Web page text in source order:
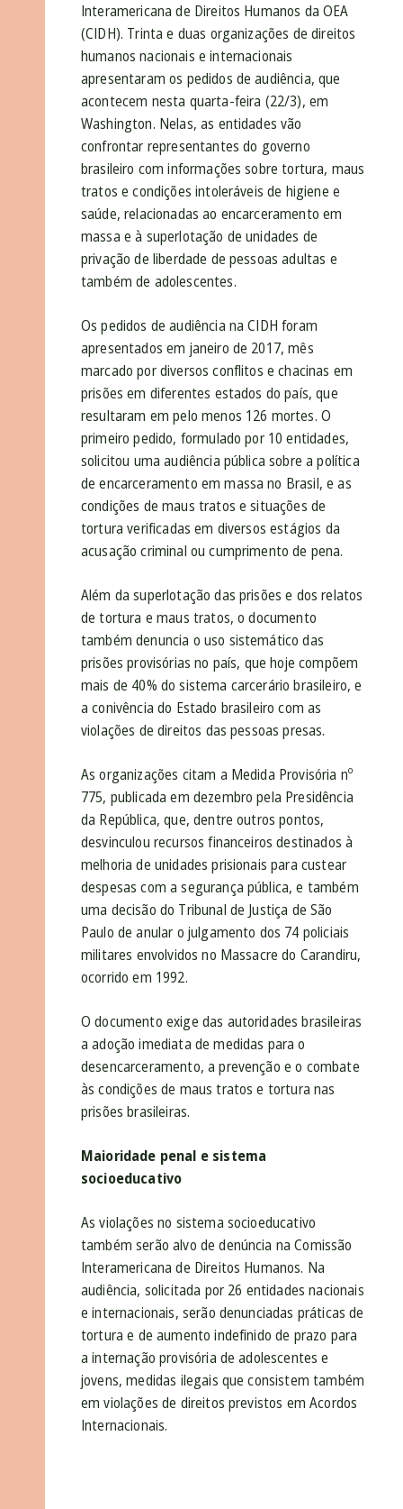
Interamericana de Direitos Humanos da OEA
(CIDH). Trinta e duas organizações de direitos
humanos nacionais e internacionais
apresentaram os pedidos de audiência, que
acontecem nesta quarta-feira (22/3), em
Washington. Nelas, as entidades vão
confrontar representantes do governo
brasileiro com informações sobre tortura, maus
tratos e condições intoleráveis de higiene e
saúde, relacionadas ao encarceramento em
massa e à superlotação de unidades de
privação de liberdade de pessoas adultas e
também de adolescentes.
Os pedidos de audiência na CIDH foram
apresentados em janeiro de 2017, mês
marcado por diversos conflitos e chacinas em
prisões em diferentes estados do país, que
resultaram em pelo menos 126 mortes. O
primeiro pedido, formulado por 10 entidades,
solicitou uma audiência pública sobre a política
de encarceramento em massa no Brasil, e as
condições de maus tratos e situações de
tortura verificadas em diversos estágios da
acusação criminal ou cumprimento de pena.
Além da superlotação das prisões e dos relatos
de tortura e maus tratos, o documento
também denuncia o uso sistemático das
prisões provisórias no país, que hoje compõem
mais de 40% do sistema carcerário brasileiro, e
a conivência do Estado brasileiro com as
violações de direitos das pessoas presas.
As organizações citam a Medida Provisória nº
775, publicada em dezembro pela Presidência
da República, que, dentre outros pontos,
desvinculou recursos financeiros destinados à
melhoria de unidades prisionais para custear
despesas com a segurança pública, e também
uma decisão do Tribunal de Justiça de São
Paulo de anular o julgamento dos 74 policiais
militares envolvidos no Massacre do Carandiru,
ocorrido em 1992.
O documento exige das autoridades brasileiras
a adoção imediata de medidas para o
desencarceramento, a prevenção e o combate
às condições de maus tratos e tortura nas
prisões brasileiras.
Maioridade penal e sistema
socioeducativo
As violações no sistema socioeducativo
também serão alvo de denúncia na Comissão
Interamericana de Direitos Humanos. Na
audiência, solicitada por 26 entidades nacionais
e internacionais, serão denunciadas práticas de
tortura e de aumento indefinido de prazo para
a internação provisória de adolescentes e
jovens, medidas ilegais que consistem também
em violações de direitos previstos em Acordos
Internacionais.